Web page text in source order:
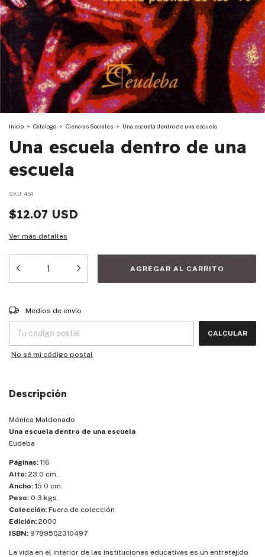
Inicio > Catalogo > Ciencias Sociales > Una escuela dentro de una escuela
Una escuela dentro de una
escuela
SKU: 451
$12.07 USD
Ver más detalles
Entregas para el CP:
Medios de envío
CALCULAR
No sé mi código postal
Descripción
Mónica Maldonado
Una escuela dentro de una escuela
Eudeba
Páginas: 116
Alto: 23.0 cm.
Ancho: 15.0 cm.
Peso: 0.3 kgs.
Colección: Fuera de colección
Edición: 2000
ISBN: 9789502310497
La vida en el interior de las instituciones educativas es un entretejido